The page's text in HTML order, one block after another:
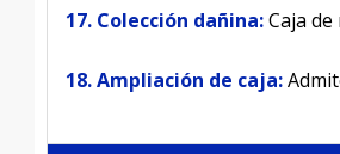
17. Colección dañina:Caja
18. Ampliación de caja: